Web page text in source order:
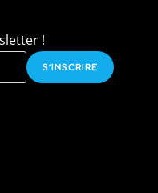
!
S’INSCRIRE